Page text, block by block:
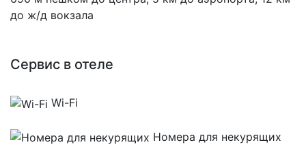
до ж/д вокзала
Сервис в отеле
Wi-Fi
Номера для некурящих